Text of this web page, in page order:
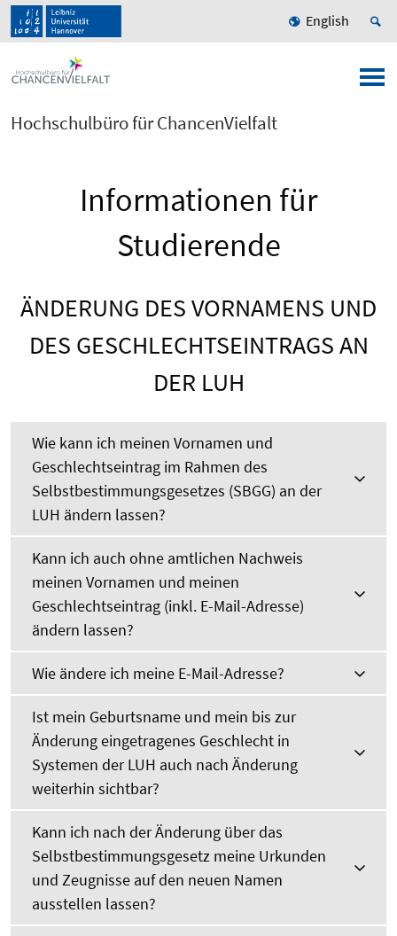
English
Hochschulbüro für ChancenVielfalt
Informationen für
Studierende
ÄNDERUNG DES VORNAMENS UND
DES GESCHLECHTSEINTRAGS AN
DER LUH
Wie kann ich meinen Vornamen und
Geschlechtseintrag im Rahmen des
Selbstbestimmungsgesetzes (SBGG) an der
LUH ändern lassen?
Kann ich auch ohne amtlichen Nachweis
meinen Vornamen und meinen
Geschlechtseintrag (inkl. E-Mail-Adresse)
ändern lassen?
Wie ändere ich meine E-Mail-Adresse?
Ist mein Geburtsname und mein bis zur
Änderung eingetragenes Geschlecht in
Systemen der LUH auch nach Änderung
weiterhin sichtbar?
Kann ich nach der Änderung über das
Selbstbestimmungsgesetz meine Urkunden
und Zeugnisse auf den neuen Namen
ausstellen lassen?